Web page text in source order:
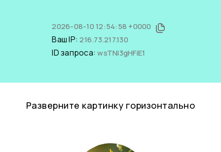
2026-08-10 12:54:58 +0000
Ваш IP:216.73.217.130
ID запроса:wsTNI3gHFiE1
Разверните картинку горизонтально